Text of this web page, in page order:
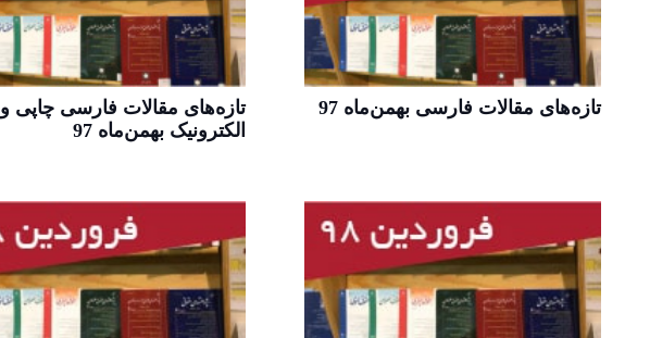
تازه‌های مقالات فارسی بهمن‌ماه 97
تازه‌های مقالات فارسی چاپی و
الکترونیک بهمن‌ماه 97